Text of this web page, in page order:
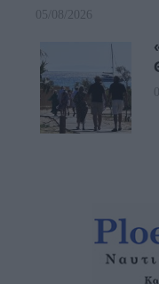
05/08/2026